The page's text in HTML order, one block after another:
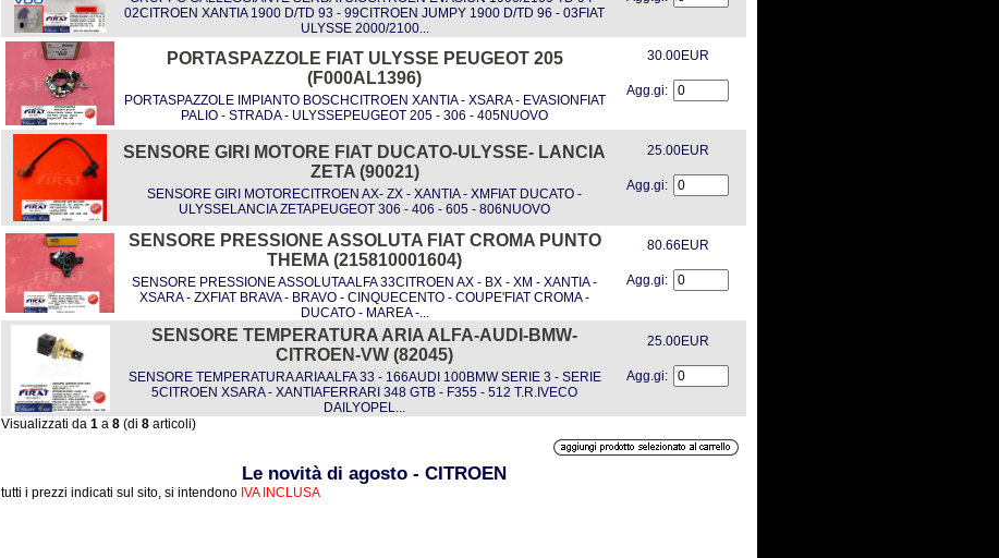
02CITROEN XANTIA 1900 D/TD 93 - 99CITROEN JUMPY 1900 D/TD 96 - 03FIAT
ULYSSE 2000/2100...
PORTASPAZZOLE FIAT ULYSSE PEUGEOT 205
(F000AL1396)
PORTASPAZZOLE IMPIANTO BOSCHCITROEN XANTIA - XSARA - EVASIONFIAT
PALIO - STRADA - ULYSSEPEUGEOT 205 - 306 - 405NUOVO
30.00EUR
Agg.gi:
SENSORE GIRI MOTORE FIAT DUCATO-ULYSSE- LANCIA
ZETA (90021)
SENSORE GIRI MOTORECITROEN AX- ZX - XANTIA - XMFIAT DUCATO -
ULYSSELANCIA ZETAPEUGEOT 306 - 406 - 605 - 806NUOVO
25.00EUR
Agg.gi:
SENSORE PRESSIONE ASSOLUTA FIAT CROMA PUNTO
THEMA (215810001604)
SENSORE PRESSIONE ASSOLUTAALFA 33CITROEN AX - BX - XM - XANTIA -
XSARA - ZXFIAT BRAVA - BRAVO - CINQUECENTO - COUPE'FIAT CROMA -
DUCATO - MAREA -...
80.66EUR
Agg.gi:
SENSORE TEMPERATURA ARIA ALFA-AUDI-BMW-
CITROEN-VW (82045)
SENSORE TEMPERATURA ARIAALFA 33 - 166AUDI 100BMW SERIE 3 - SERIE
5CITROEN XSARA - XANTIAFERRARI 348 GTB - F355 - 512 T.R.IVECO
DAILYOPEL...
25.00EUR
Agg.gi:
Visualizzati da 1 a 8 (di 8 articoli)
Le novità di agosto - CITROEN
tutti i prezzi indicati sul sito, si intendono IVA INCLUSA